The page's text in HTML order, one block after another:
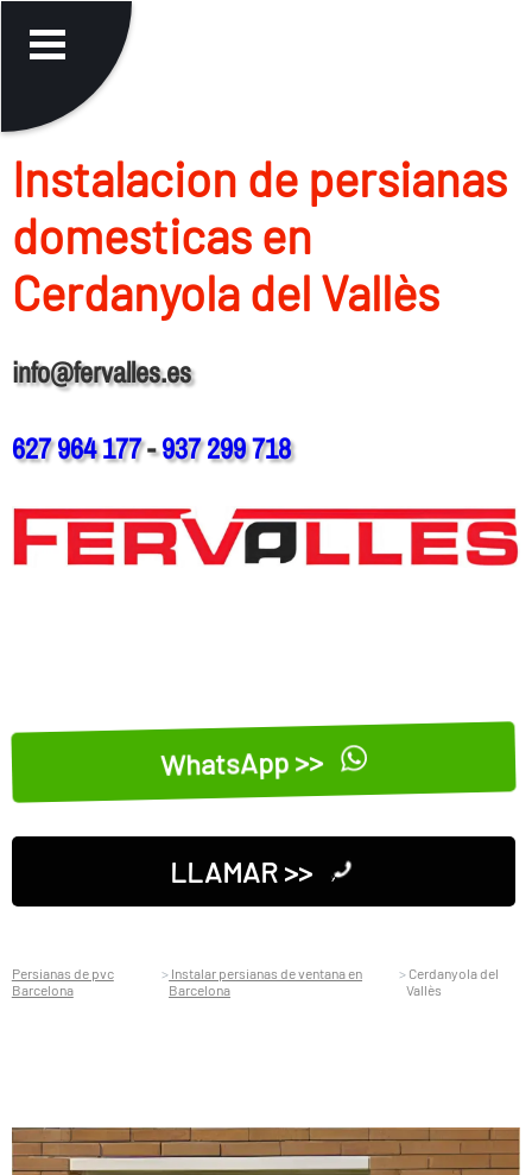
Instalacion de persianas
domesticas en
Cerdanyola del Vallès
info@fervalles.es
627 964 177-937 299 718
WhatsApp >>
LLAMAR >>
Persianas de pvc
Barcelona
Instalar persianas de ventana en
Barcelona
Cerdanyola del
Vallès